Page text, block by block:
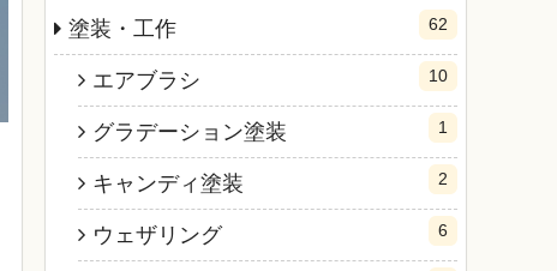
塗装・工作 62
エアブラシ 10
グラデーション塗装 1
キャンディ塗装 2
ウェザリング 6